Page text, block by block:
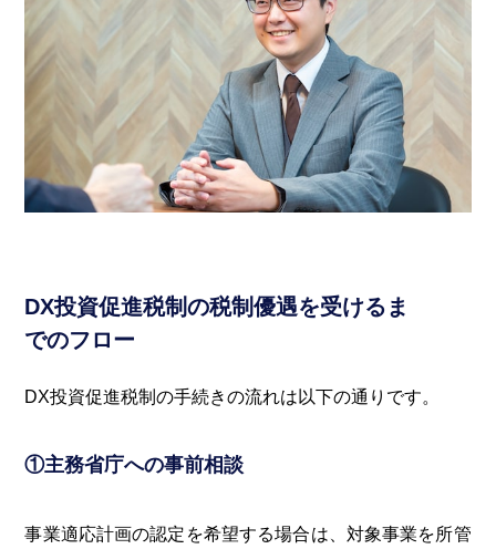
DX投資促進税制の税制優遇を受けるま
でのフロー
DX投資促進税制の手続きの流れは以下の通りです。
①主務省庁への事前相談
事業適応計画の認定を希望する場合は、対象事業を所管